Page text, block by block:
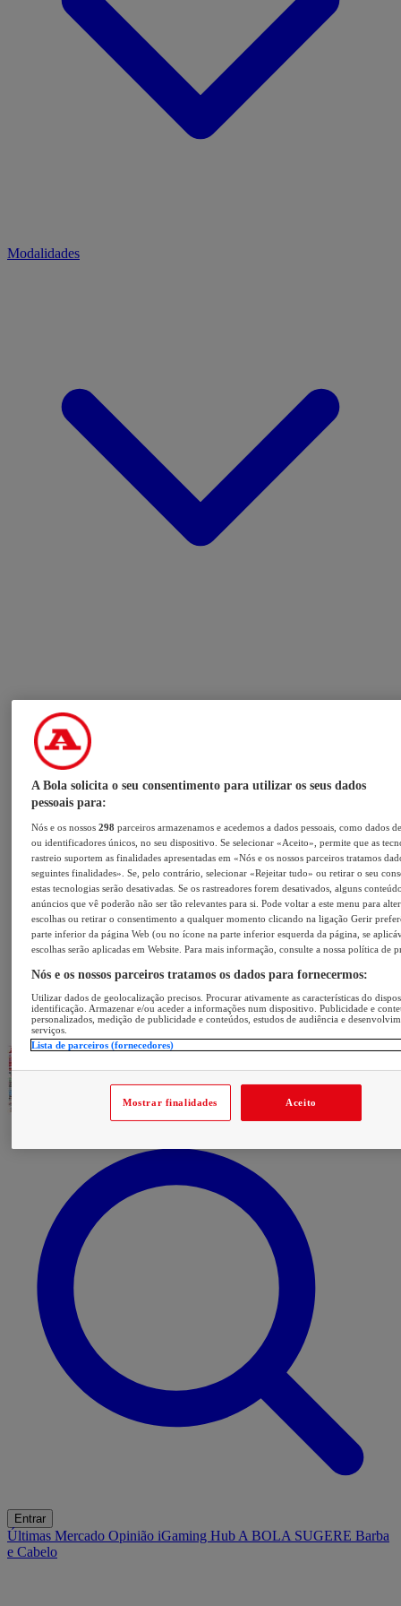
Modalidades
Entrar
Últimas Mercado Opinião iGaming Hub A BOLA SUGERE Barba
e Cabelo
A Bola solicita o seu consentimento para utilizar os seus dados
pessoais para:
Nós e os nossos298 parceiros armazenamos e acedemos a dados pessoais, como dados
ou identificadores únicos, no seu dispositivo. Se selecionar «Aceito», permite que as
rastreio suportem as finalidades apresentadas em «Nós e os nossos parceiros tratamos
seguintes finalidades». Se, pelo contrário, selecionar «Rejeitar tudo» ou retirar o seu
estas tecnologias serão desativadas. Se os rastreadores forem desativados, alguns
anúncios que vê poderão não ser tão relevantes para si. Pode voltar a este menu para
escolhas ou retirar o consentimento a qualquer momento clicando na ligação Gerir
parte inferior da página Web (ou no ícone na parte inferior esquerda da página, se
escolhas serão aplicadas em Website. Para mais informação, consulte a nossa política de
Nós e os nossos parceiros tratamos os dados para fornecermos:
Utilizar dados de geolocalização precisos. Procurar ativamente as características do
identificação. Armazenar e/ou aceder a informações num dispositivo. Publicidade e
personalizados, medição de publicidade e conteúdos, estudos de audiência e
serviços.
Lista de parceiros (fornecedores)
Mostrar finalidades Aceito